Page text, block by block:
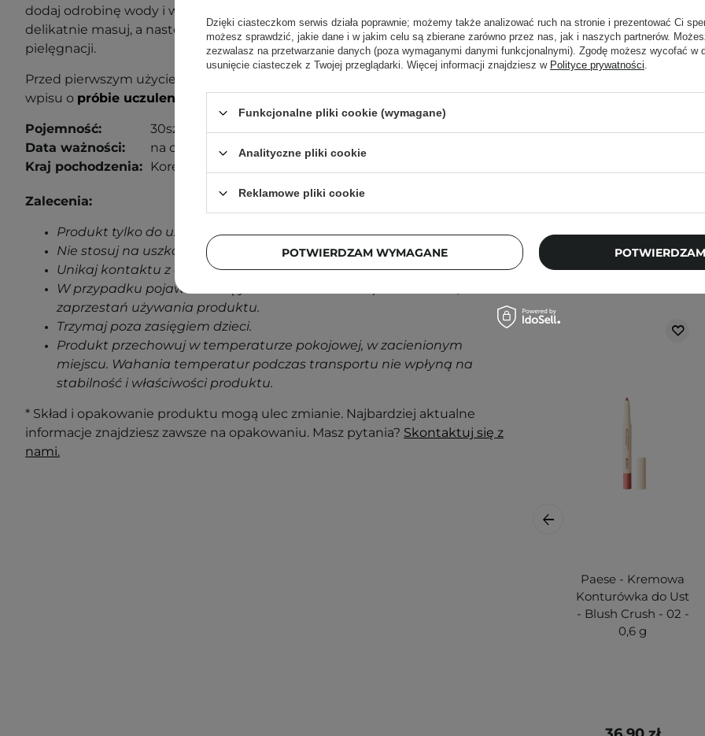
dodaj odrobinę wody i wymieszaj, uzyskując pastę. Załóż ją na skórę twarzy i
delikatnie masuj, a następnie spłucz letnią wodą. Przejdź do dalszych kroków
pielęgnacji.
Przed pierwszym użyciem wykonaj próbę uczuleniową. Zajrzyj do naszego
wpisu o próbie uczuleniowej, aby dowiedzieć się więcej.
Pojemność:
30szt/1g
Data ważności:
na opakowaniu.
Kraj pochodzenia:
Korea Południowa.
Zalecenia:
Produkt tylko do użytku zewnętrznego.
Nie stosuj na uszkodzoną skórę.
Unikaj kontaktu z oczami.
W przypadku pojawienia się jakichkolwiek oznak podrażnienia,
zaprzestań używania produktu.
Trzymaj poza zasięgiem dzieci.
Produkt przechowuj w temperaturze pokojowej, w zacienionym
miejscu. Wahania temperatur podczas transportu nie wpłyną na
stabilność i właściwości produktu.
* Skład i opakowanie produktu mogą ulec zmianie. Najbardziej aktualne
informacje znajdziesz zawsze na opakowaniu. Masz pytania? Skontaktuj się z
nami.
6g
49,90 zł
Klienci,
Paese - Kremowa
Konturówka do Ust
- Blush Crush - 02 -
0,6 g
Dzięki ciasteczkom serwis działa poprawnie; możemy także analizować ruch na stronie i prezentować Ci
możesz sprawdzić, jakie dane i w jakim celu są zbierane zarówno przez nas, jak i naszych partnerów.
zezwalasz na przetwarzanie danych (poza wymaganymi danymi funkcjonalnymi). Zgodę możesz wycofać w
usunięcie ciasteczek z Twojej przeglądarki. Więcej informacji znajdziesz w Polityce prywatności.
Funkcjonalne pliki cookie (wymagane)
Analityczne pliki cookie
Reklamowe pliki cookie
POTWIERDZAM WYMAGANE